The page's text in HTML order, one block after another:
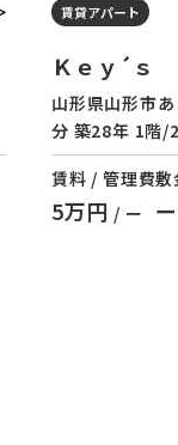
賃貸アパート
Ｋｅｙ´ｓ
山形県山形市
分 築28年 1階/
賃料 / 管理費
5万円 / ー
敷
ー